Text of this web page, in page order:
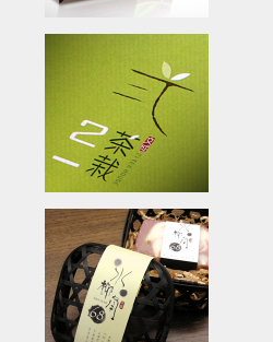
packaging
計/網頁設計
U-need Chicken
Poster.Branding.packaging.
立瑞畜產/雲嶺鮮雞/產品形象/海報
報設計
ORINAT FOOD
原味恰恰/品牌識別/包裝設計/行銷